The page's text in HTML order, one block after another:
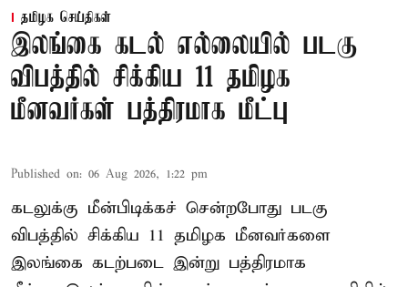
தமிழக செய்திகள்
இலங்கை கடல் எல்லையில் படகு
விபத்தில் சிக்கிய 11 தமிழக
மீனவர்கள் பத்திரமாக மீட்பு
Published on: 06 Aug 2026, 1:22 pm
கடலுக்கு மீன்பிடிக்கச் சென்றபோது படகு
விபத்தில் சிக்கிய 11 தமிழக மீனவர்களை
இலங்கை கடற்படை இன்று பத்திரமாக